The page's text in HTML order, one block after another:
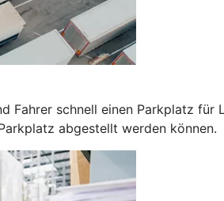
Fahrer schnell einen Parkplatz
abgestellt werden können.